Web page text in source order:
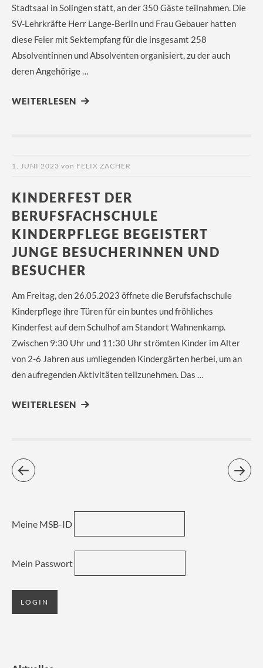
Stadtsaal in Solingen statt, an der 350 Gäste teilnahmen. Die
SV-Lehrkräfte Herr Lange-Berlin und Frau Gebauer hatten
diese Feier mit Sektempfang für die insgesamt 258
Absolventinnen und Absolventen organisiert, zu der auch
deren Angehörige …
WEITERLESEN
1. JUNI 2023 von FELIX ZACHER
KINDERFEST DER
BERUFSFACHSCHULE
KINDERPFLEGE BEGEISTERT
JUNGE BESUCHERINNEN UND
BESUCHER
Am Freitag, den 26.05.2023 öffnete die Berufsfachschule
Kinderpflege ihre Türen für ein buntes und fröhliches
Kinderfest auf dem Schulhof am Standort Wahnenkamp.
Zwischen 9:30 Uhr und 11:30 Uhr strömten Kinder im Alter
von 2-6 Jahren aus umliegenden Kindergärten herbei, um an
den aufregenden Aktivitäten teilzunehmen. Das …
WEITERLESEN
Meine MSB-ID
Mein Passwort